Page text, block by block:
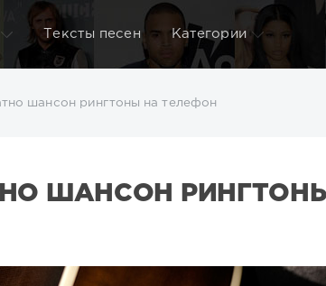
Тексты песен Категории
шансон рингтоны на телефон
ШАНСОН